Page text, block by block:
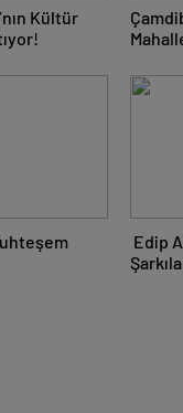
Kültür
Edip